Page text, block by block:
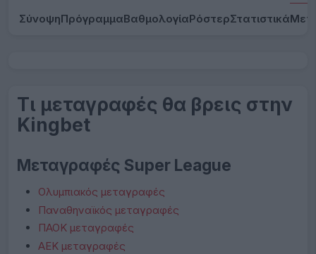
ΣύνοψηΠρόγραμμαΒαθμολογίαΡόστερΣτατιστικά
Τι μεταγραφές θα βρεις στην
Kingbet
Μεταγραφές Super League
Ολυμπιακός μεταγραφές
Παναθηναϊκός μεταγραφές
ΠΑΟΚ μεταγραφές
ΑΕΚ μεταγραφές